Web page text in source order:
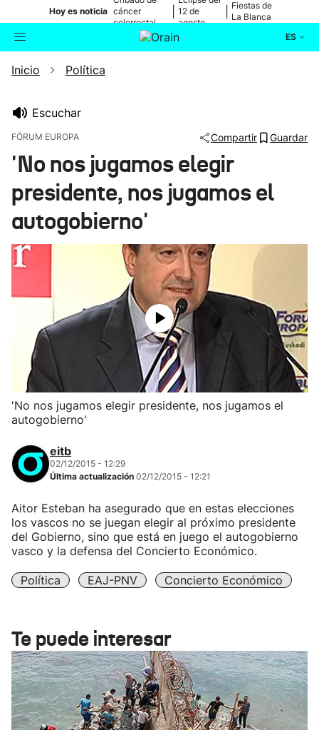
Hoy es noticia cáncer
colorrectal
12 de
agosto
Fiestas de
La Blanca
ES
Buscador
Ikusmiran
Eguraldia
Inicio Política
Escuchar
FÓRUM EUROPA Compartir Guardar
'No nos jugamos elegir
presidente, nos jugamos el
autogobierno'
'No nos jugamos elegir presidente, nos jugamos el
autogobierno'
eitb
02/12/2015 - 12:29
Última actualización 02/12/2015 - 12:21
Aitor Esteban ha asegurado que en estas elecciones
los vascos no se juegan elegir al próximo presidente
del Gobierno, sino que está en juego el autogobierno
vasco y la defensa del Concierto Económico.
Política EAJ-PNV Concierto Económico
Te puede interesar